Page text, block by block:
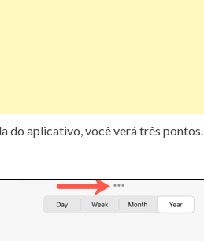
do aplicativo, você verá três pontos.